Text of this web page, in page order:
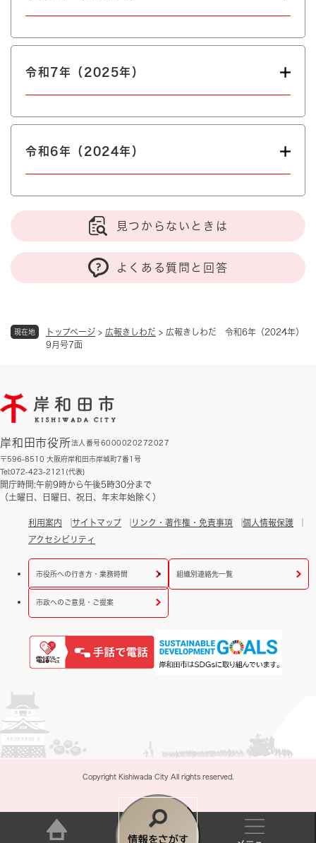
現在地 トップページ > 広報きしわだ > 広報きしわだ 令和6年（2024年）
9月号7面
令和7年（2025年）
令和6年（2024年）
見つからないときは
よくある質問と回答
岸和田市役所法人番号6000020272027
〒596-8510 大阪府岸和田市岸城町7番1号
Tel:072-423-2121(代表)
開庁時間:午前9時から午後5時30分まで
（土曜日、日曜日、祝日、年末年始除く）
利用案内 サイトマップ リンク・著作権・免責事項
個人情報保護
アクセシビリティ
市役所への行き方・業務時間 組織別連絡先一覧
市政へのご意見・ご提案
Copyright Kishiwada City All rights reserved.